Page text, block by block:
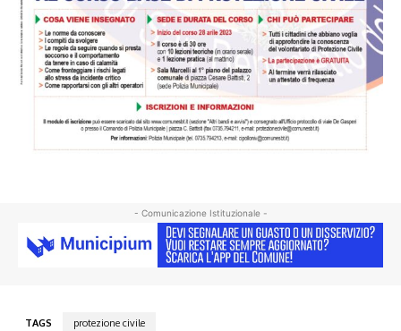
- Comunicazione Istituzionale -
TAGS protezione civile